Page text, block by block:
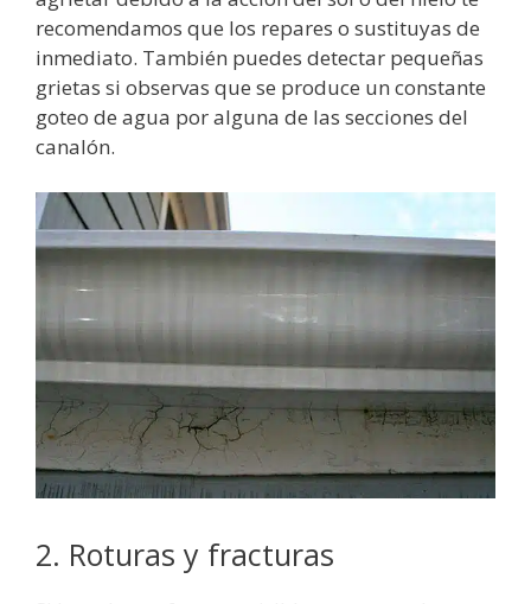
recomendamos que los repares o sustituyas de
inmediato. También puedes detectar pequeñas
grietas si observas que se produce un constante
goteo de agua por alguna de las secciones del
canalón.
2. Roturas y fracturas